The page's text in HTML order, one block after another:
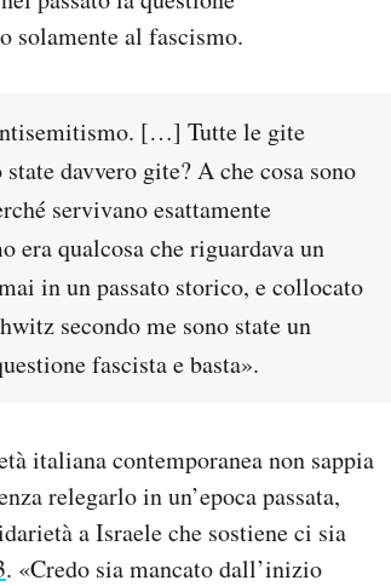
solamente al fascismo.
[…] Tutte le gite
state davvero gite? A che cosa sono
servivano esattamente
era qualcosa che riguardava un
in un passato storico, e collocato
secondo me sono stateun
fascista e basta».
italiana contemporanea non sappia
relegarlo in un’epoca passata,
a Israele che sostiene ci sia
. «Credo sia mancato dall’inizio